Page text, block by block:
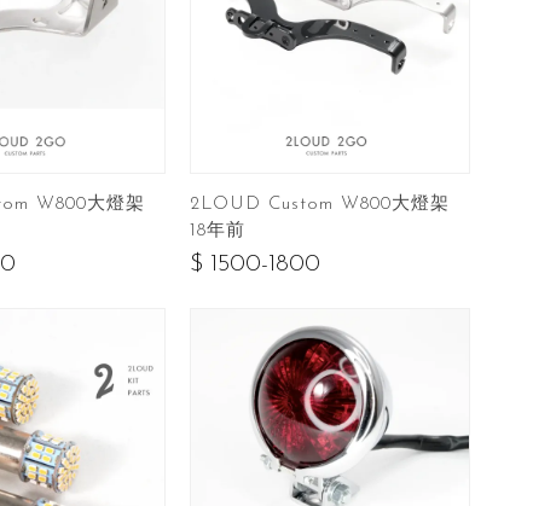
W800大燈架
2LOUD Custom W800大燈架
18年前
$ 1500-1800